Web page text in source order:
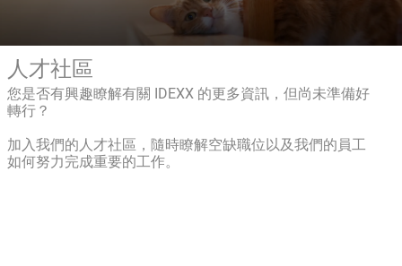
人才社區
您是否有興趣瞭解有關 IDEXX 的更多資訊，但尚未準備好
轉行？
加入我們的人才社區，隨時瞭解空缺職位以及我們的員工
如何努力完成重要的工作。